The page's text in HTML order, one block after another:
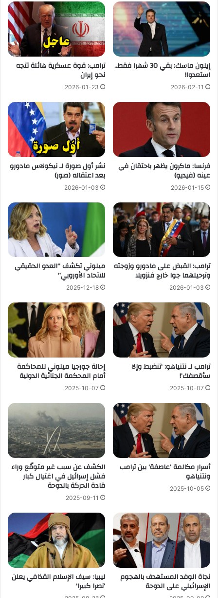
إيلون ماسك: بقي 30 شهرا فقط..
استعدوا!
2026-02-11
ترامب: قوة عسكرية هائلة تتجه
نحو إيران
2026-01-23
فرنسا: ماكرون يظهر باحتقان في
عينه (فيديو)
2026-01-15
نشر أول صورة لـ نيكولاس مادورو
بعد اعتقاله (صور)
2026-01-03
ترامب: القبض على مادورو وزوجته
وترحيلهما جوا خارج فنزويلا
2026-01-03
ميلوني تكشف “العدو الحقيقي
للاتحاد الأوروبي”
2025-12-18
ترامب لـ نتنياهو: ‘تنضبط وإلا
سأقصفك’!
2025-10-07
إحالة جورجيا ميلوني للمحاكمة
أمام المحكمة الجنائية الدولية
2025-10-07
أسرار مكالمة ‘عاصفة’ بين ترامب
ونتنياهو
2025-10-05
الكشف عن سبب غير متوقّع وراء
فشل إسرائيل في اغتيال كبار
قادة الحركة بالدوحة
2025-09-11
نجاة الوفد المستهدف بالهجوم
الإسرائيلي على الدوحة
ليبيا: سيف الإسلام القذافي يعلن
‘نصرا كبيرا’